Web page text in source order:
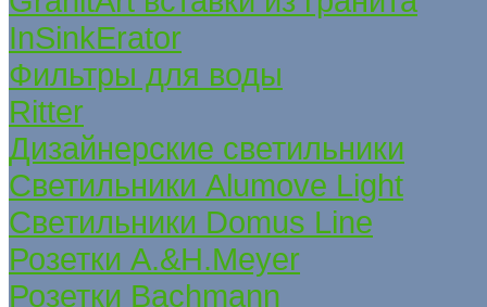
InSinkErator
Фильтры для воды
Ritter
Дизайнерские светильники
Светильники Alumove Light
Светильники Domus Line
Розетки A.&H.Meyer
Розетки Bachmann